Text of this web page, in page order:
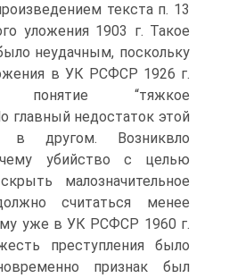
текста п. 13
уложения 1903 г. Такое
неудачным, поскольку
в УК РСФСР 1926 г.
понятие “тяжкое
главный недостаток этой
другом. Возниквло
убийство с целью
малозначительное
считаться менее
уже в УК РСФСР 1960 г.
преступления было
признак был